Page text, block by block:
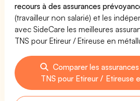
recours à des assurances
(travailleur non salarié) et les
avec SideCare les meilleures
TNS pour Etireur / Etireuse en
Comparer les
TNS pour Etireur / Etireuse